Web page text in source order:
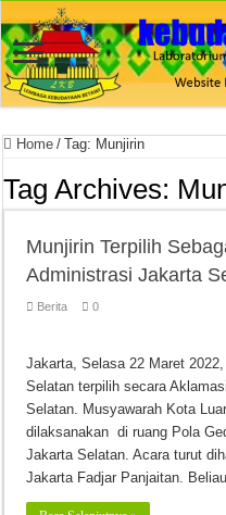
Home / Tag: Munjirin
Tag Archives:
Munjirin Terpilih
Administrasi Jakarta
Berita 0
Jakarta, Selasa 22 Maret
Selatan terpilih secara
Selatan. Musyawarah Kota
dilaksanakan di ruang Pola
Jakarta Selatan. Acara turut
Jakarta Fadjar Panjaitan.